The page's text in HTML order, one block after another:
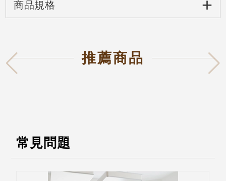
+
商品規格
推薦商品
常見問題